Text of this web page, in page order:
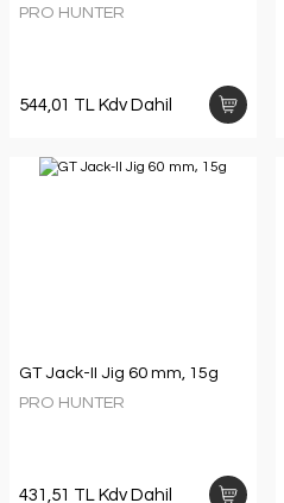
PRO HUNTER
544,01 TL Kdv Dahil
GT Jack-II Jig 60 mm, 15g
PRO HUNTER
431,51 TL Kdv Dahil